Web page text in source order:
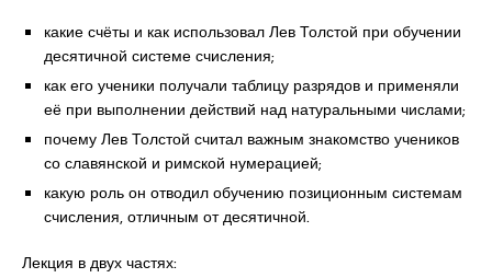
какие счёты и как использовал Лев Толстой при обучении
десятичной системе счисления;
как его ученики получали таблицу разрядов и применяли
её при выполнении действий над натуральными числами;
почему Лев Толстой считал важным знакомство учеников
со славянской и римской нумерацией;
какую роль он отводил обучению позиционным системам
счисления, отличным от десятичной.
Лекция в двух частях: